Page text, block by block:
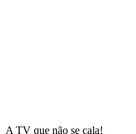
A TV que não se cala!